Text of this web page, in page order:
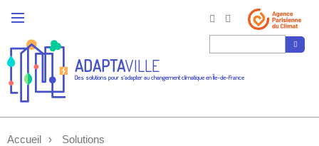
ADAPTAVILLE
Des solutions pour s'adapter au changement climatique en Île-de-France
Accueil Solutions